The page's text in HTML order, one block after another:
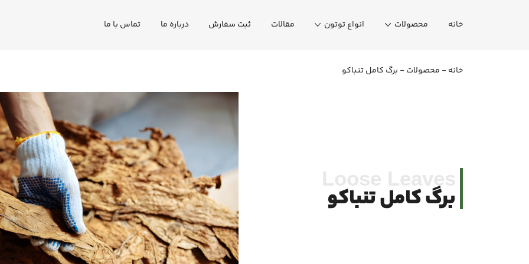
خانه محصولات انواع توتون مقالات ثبت سفارش درباره ما تماس با ما
خانه- محصولات- برگ کامل تنباکو
برگ کامل تنباکو